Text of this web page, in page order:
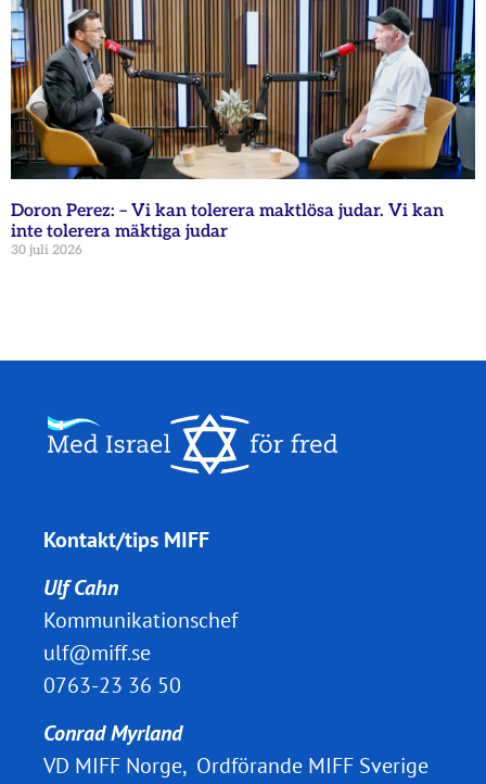
Doron Perez: – Vi kan tolerera maktlösa judar. Vi kan
inte tolerera mäktiga judar
30 juli 2026
Kontakt/tips MIFF
Ulf Cahn
Kommunikationschef
ulf@miff.se
0763-23 36 50
Conrad Myrland
VD MIFF Norge, Ordförande MIFF Sverige